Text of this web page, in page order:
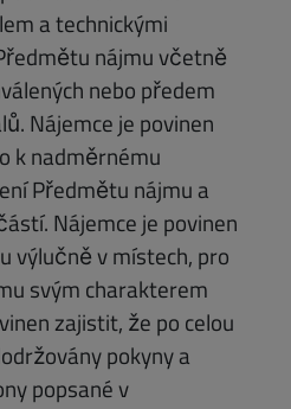
a technickými
nájmu včetně
nebo předem
Nájemce je povinen
k nadměrnému
Předmětu nájmu a
Nájemce je povinen
výlučně v místech, pro
svým charakterem
zajistit, že po celou
pokyny a
popsané v